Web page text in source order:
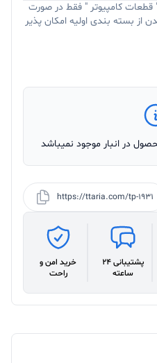
قطعات کامپیوتر " فقط در صورت
از بسته بندی اولیه امکان پذیر
در انبار موجود نمیباشد
https://ttaria.com/tp-1931
پشتیبانی 24
ساعته
خرید امن و
راحت